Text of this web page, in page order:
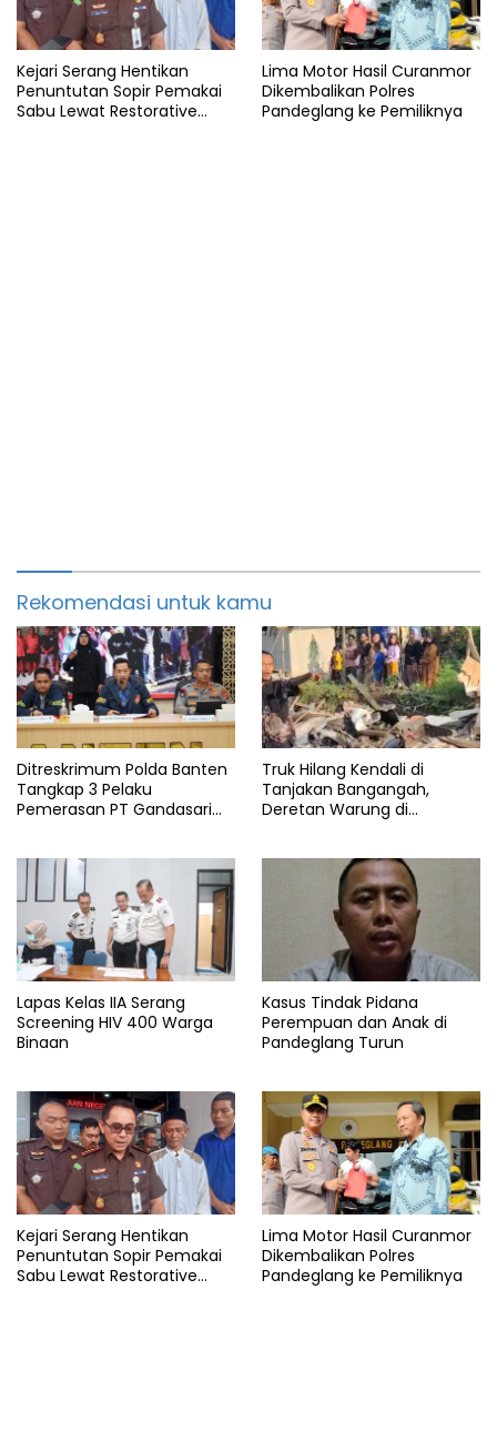
Kejari Serang Hentikan
Penuntutan Sopir Pemakai
Sabu Lewat Restorative
Lima Motor Hasil Curanmor
Dikembalikan Polres
Pandeglang ke Pemiliknya
Rekomendasi untuk kamu
Ditreskrimum Polda Banten
Tangkap 3 Pelaku
Pemerasan PT Gandasari
Truk Hilang Kendali di
Tanjakan Bangangah,
Deretan Warung di
Lapas Kelas IIA Serang
Screening HIV 400 Warga
Binaan
Kasus Tindak Pidana
Perempuan dan Anak di
Pandeglang Turun
Kejari Serang Hentikan
Penuntutan Sopir Pemakai
Sabu Lewat Restorative
Lima Motor Hasil Curanmor
Dikembalikan Polres
Pandeglang ke Pemiliknya